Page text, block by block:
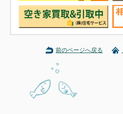
前のページへ戻る